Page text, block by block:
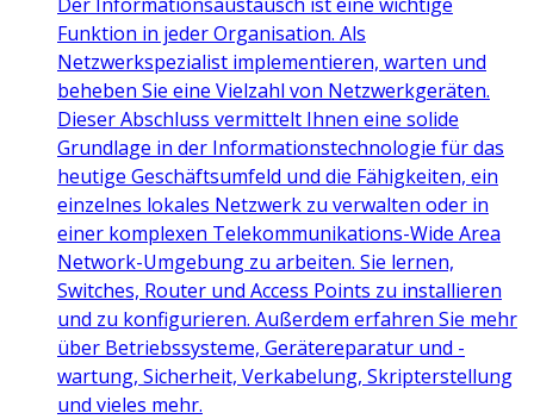
Funktion in jeder Organisation. Als
Netzwerkspezialist implementieren, warten und
beheben Sie eine Vielzahl von Netzwerkgeräten.
Dieser Abschluss vermittelt Ihnen eine solide
Grundlage in der Informationstechnologie für das
heutige Geschäftsumfeld und die Fähigkeiten, ein
einzelnes lokales Netzwerk zu verwalten oder in
einer komplexen Telekommunikations-Wide Area
Network-Umgebung zu arbeiten. Sie lernen,
Switches, Router und Access Points zu installieren
und zu konfigurieren. Außerdem erfahren Sie mehr
über Betriebssysteme, Gerätereparatur und -
wartung, Sicherheit, Verkabelung, Skripterstellung
und vieles mehr.